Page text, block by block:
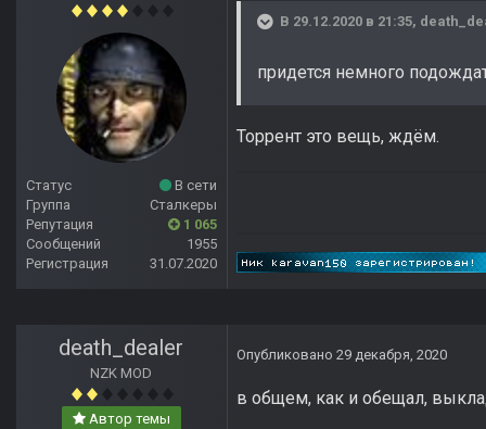
Статус
В сети
Группа
Сталкеры
Репутация
1 065
Сообщений
1955
Регистрация
31.07.2020
В 29.12.2020 в 21:35,
придется немного
Торрент это вещь, ждём.
death_dealer
NZK MOD
Автор темы
Опубликовано 29 декабря, 2020
в общем, как и обещал,